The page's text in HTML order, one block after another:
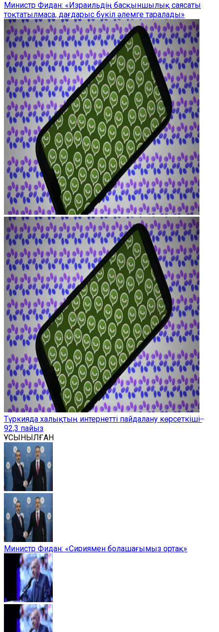
Министр Фидан: «Израильдің басқыншылық саясаты
тоқтатылмаса, дағдарыс бүкіл әлемге таралады»
Түркияда халықтың интернетті пайдалану көрсеткіші ̶
92,3 пайыз
ҰСЫНЫЛҒАН
Министр Фидан: «Сириямен болашағымыз ортақ»